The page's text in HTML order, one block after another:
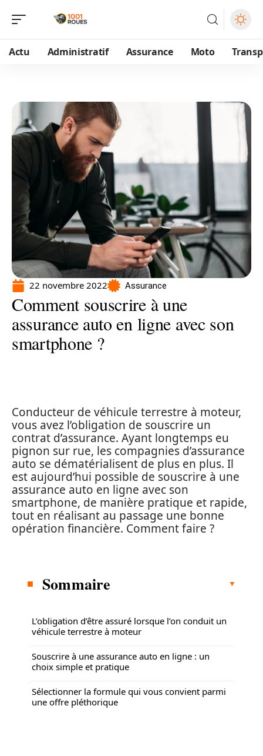
Actu Administratif Assurance Moto
22 novembre 2022 Assurance
Comment souscrire à une
assurance auto en ligne avec son
smartphone ?
Conducteur de véhicule terrestre à moteur,
vous avez l’obligation de souscrire un
contrat d’assurance. Ayant longtemps eu
pignon sur rue, les compagnies d’assurance
auto se dématérialisent de plus en plus. Il
est aujourd’hui possible de souscrire à une
assurance auto en ligne avec son
smartphone, de manière pratique et rapide,
tout en réalisant au passage une bonne
opération financière. Comment faire ?
Sommaire
L’obligation d’être assuré lorsque l’on conduit un
véhicule terrestre à moteur
Souscrire à une assurance auto en ligne : un
choix simple et pratique
Sélectionner la formule qui vous convient parmi
une offre pléthorique